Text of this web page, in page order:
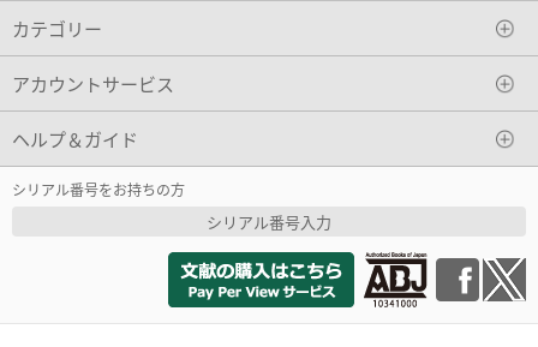
カテゴリー
アカウントサービス
ヘルプ＆ガイド
シリアル番号をお持ちの方
シリアル番号入力